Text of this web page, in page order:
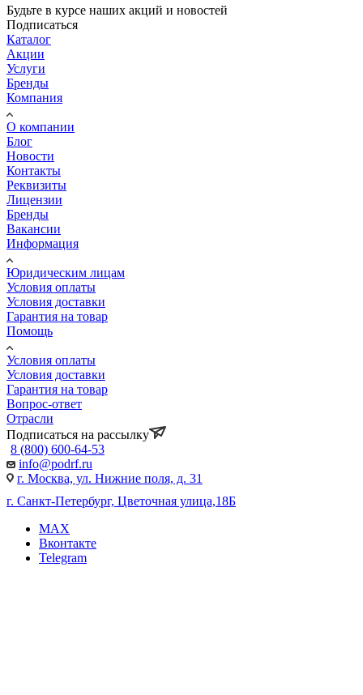
Будьте в курсе наших акций и новостей
Подписаться
Каталог
Акции
Услуги
Бренды
Компания
О компании
Блог
Новости
Контакты
Реквизиты
Лицензии
Бренды
Вакансии
Информация
Юридическим лицам
Условия оплаты
Условия доставки
Гарантия на товар
Помощь
Условия оплаты
Условия доставки
Гарантия на товар
Вопрос-ответ
Отрасли
Подписаться на рассылку
8 (800) 600-64-53
info@podrf.ru
г. Москва, ул. Нижние поля, д. 31
г. Санкт-Петербург, Цветочная улица,18Б
MAX
Вконтакте
Telegram